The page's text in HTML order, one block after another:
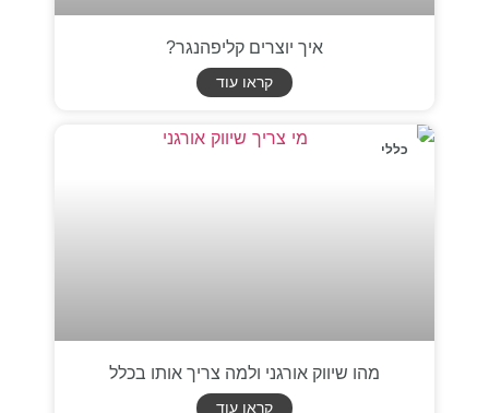
איך יוצרים קליפהנגר?
קראו עוד
כללי
מהו שיווק אורגני ולמה צריך אותו בכלל
קראו עוד